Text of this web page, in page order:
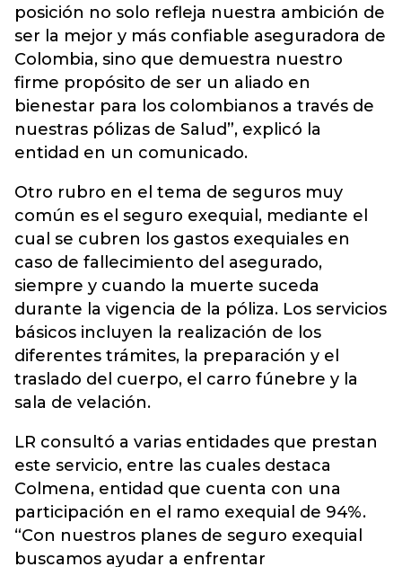
posición no solo refleja nuestra ambición de
ser la mejor y más confiable aseguradora de
Colombia, sino que demuestra nuestro
firme propósito de ser un aliado en
bienestar para los colombianos a través de
nuestras pólizas de Salud”, explicó la
entidad en un comunicado.
Otro rubro en el tema de seguros muy
común es el seguro exequial, mediante el
cual se cubren los gastos exequiales en
caso de fallecimiento del asegurado,
siempre y cuando la muerte suceda
durante la vigencia de la póliza. Los servicios
básicos incluyen la realización de los
diferentes trámites, la preparación y el
traslado del cuerpo, el carro fúnebre y la
sala de velación.
LR consultó a varias entidades que prestan
este servicio, entre las cuales destaca
Colmena, entidad que cuenta con una
participación en el ramo exequial de 94%.
“Con nuestros planes de seguro exequial
buscamos ayudar a enfrentar